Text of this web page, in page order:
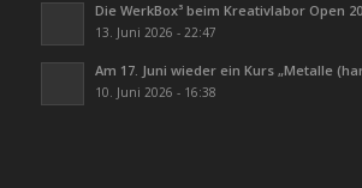
Die WerkBox³ beim Kreativlabor Open
13. Juni 2026 - 22:47
Am 17. Juni wieder ein Kurs „Metalle
10. Juni 2026 - 16:38